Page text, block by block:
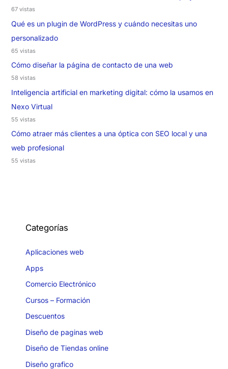
67 vistas
Qué es un plugin de WordPress y cuándo necesitas uno
personalizado
65 vistas
Cómo diseñar la página de contacto de una web
58 vistas
Inteligencia artificial en marketing digital: cómo la usamos en
Nexo Virtual
55 vistas
Cómo atraer más clientes a una óptica con SEO local y una
web profesional
55 vistas
Categorías
Aplicaciones web
Apps
Comercio Electrónico
Cursos – Formación
Descuentos
Diseño de paginas web
Diseño de Tiendas online
Diseño grafico